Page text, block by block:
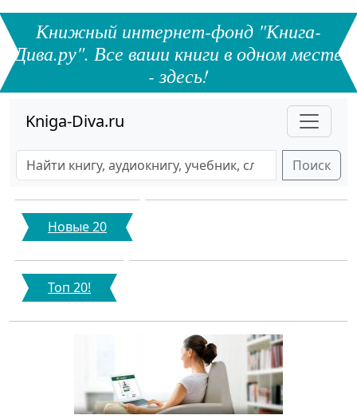
Книжный интернет-фонд "Книга-
Дива.ру". Все ваши книги в одном месте
- здесь!
Kniga-Diva.ru
Поиск
Новые 20
Топ 20!